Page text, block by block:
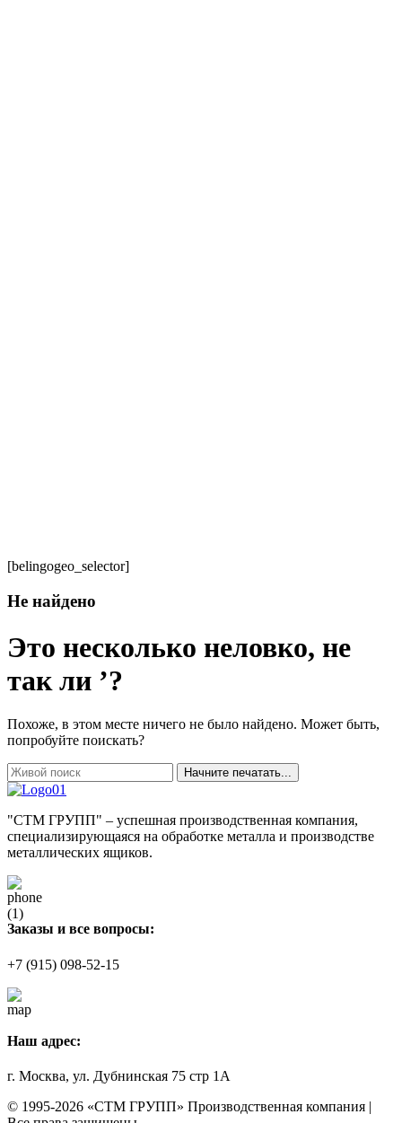
[belingogeo_selector]
Не найдено
Это несколько неловко, не
так ли ’?
Похоже, в этом месте ничего не было найдено. Может быть,
попробуйте поискать?
Начните печатать...
"СТМ ГРУПП" – успешная производственная компания,
специализирующаяся на обработке металла и производстве
металлических ящиков.
Заказы и все вопросы:
+7 (915) 098-52-15
Наш адрес:
г. Москва, ул. Дубнинская 75 стр 1А
© 1995-2026 «СТМ ГРУПП» Производственная компания |